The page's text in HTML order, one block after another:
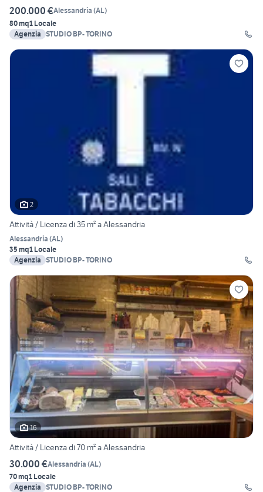
200.000 €Alessandria (AL)
80 mq1 Locale
Agenzia STUDIO BP- TORINO
2
Attività / Licenza di 35 m² a Alessandria
Alessandria (AL)
35 mq1 Locale
Agenzia STUDIO BP- TORINO
16
Attività / Licenza di 70 m² a Alessandria
30.000 €Alessandria (AL)
70 mq1 Locale
Agenzia STUDIO BP- TORINO